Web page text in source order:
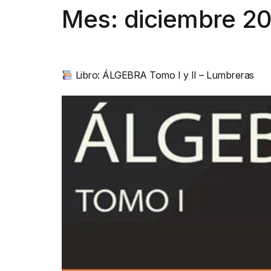
Mes: diciembre
Libro: ÁLGEBRA Tomo I y II – Lumbreras